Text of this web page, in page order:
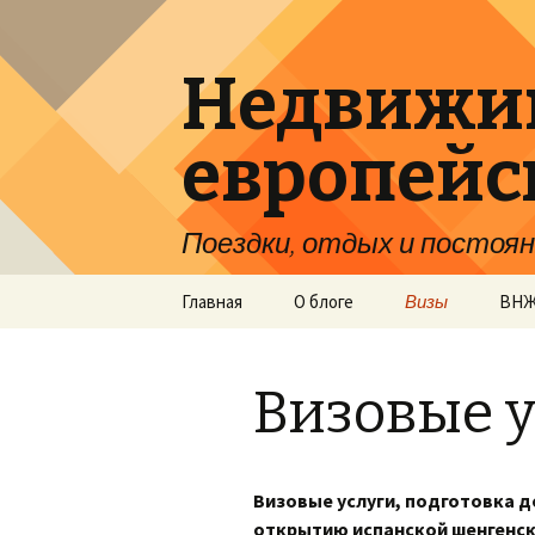
Поездки, отдых и
Перейти
Главная О блоге Визы
Визовые
Визовые услуги, подготовка
открытию испанской